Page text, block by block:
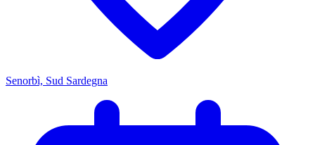
Senorbì, Sud Sardegna